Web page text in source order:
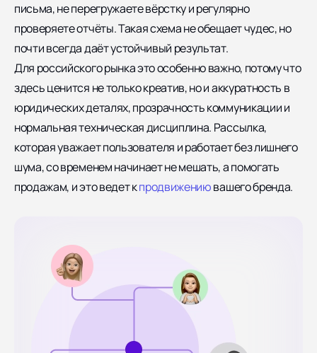
письма, не перегружаете вёрстку и регулярно
проверяете отчёты. Такая схема не обещает чудес, но
почти всегда даёт устойчивый результат.
Для российского рынка это особенно важно, потому что
здесь ценится не только креатив, но и аккуратность в
юридических деталях, прозрачность коммуникации и
нормальная техническая дисциплина. Рассылка,
которая уважает пользователя и работает без лишнего
шума, со временем начинает не мешать, а помогать
продажам, и это ведет кпродвижениювашего бренда.